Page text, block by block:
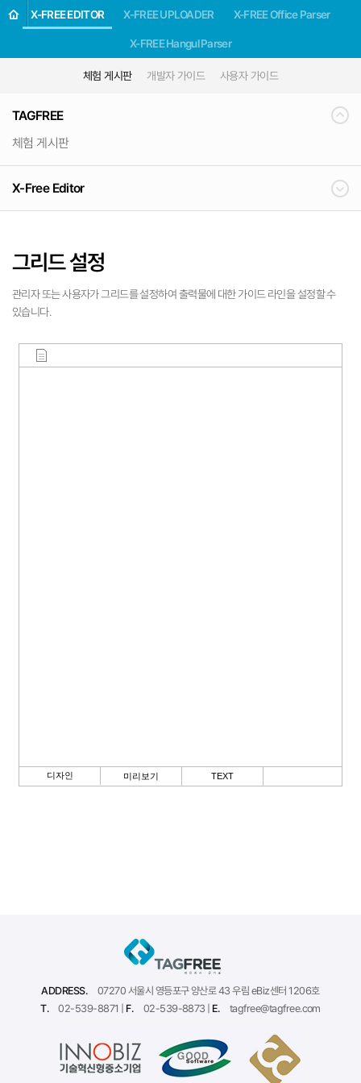
X-FREE EDITOR X-FREE UPLOADER X-FREE Office Parser
X-FREE Hangul Parser
체험 게시판 개발자 가이드 사용자 가이드
TAGFREE
체험 게시판
X-Free Editor
그리드 설정
관리자 또는 사용자가 그리드를 설정하여 출력물에 대한 가이드 라인을 설정할 수
있습니다.
ADDRESS.
07270 서울시 영등포구 양산로 43 우림 eBiz센터 1206호
T.
02-539-8871 | F. 02-539-8873 | E. tagfree@tagfree.com